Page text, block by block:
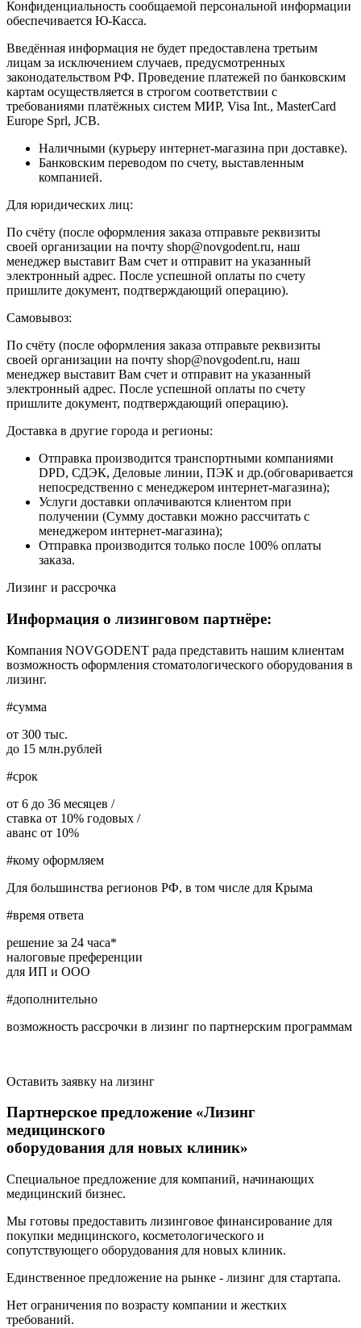
Конфиденциальность сообщаемой персональной информации
обеспечивается Ю-Касса.
Введённая информация не будет предоставлена третьим
лицам за исключением случаев, предусмотренных
законодательством РФ. Проведение платежей по банковским
картам осуществляется в строгом соответствии с
требованиями платёжных систем МИР, Visa Int., MasterCard
Europe Sprl, JCB.
Наличными (курьеру интернет-магазина при доставке).
Банковским переводом по счету, выставленным
компанией.
Для юридических лиц:
По счёту (после оформления заказа отправьте реквизиты
своей организации на почту shop@novgodent.ru, наш
менеджер выставит Вам счет и отправит на указанный
электронный адрес. После успешной оплаты по счету
пришлите документ, подтверждающий операцию).
Самовывоз:
По счёту (после оформления заказа отправьте реквизиты
своей организации на почту shop@novgodent.ru, наш
менеджер выставит Вам счет и отправит на указанный
электронный адрес. После успешной оплаты по счету
пришлите документ, подтверждающий операцию).
Доставка в другие города и регионы:
Отправка производится транспортными компаниями
DPD, СДЭК, Деловые линии, ПЭК и др.(обговаривается
непосредственно с менеджером интернет-магазина);
Услуги доставки оплачиваются клиентом при
получении (Сумму доставки можно рассчитать с
менеджером интернет-магазина);
Отправка производится только после 100% оплаты
заказа.
Лизинг и рассрочка
Информация о лизинговом партнёре:
Компания NOVGODENT рада представить нашим клиентам
возможность оформления стоматологического оборудования в
лизинг.
#сумма
от 300 тыс.
до 15 млн.рублей
#срок
от 6 до 36 месяцев /
ставка от 10% годовых /
аванс от 10%
#кому оформляем
Для большинства регионов РФ, в том числе для Крыма
#время ответа
решение за 24 часа*
налоговые преференции
для ИП и ООО
#дополнительно
возможность рассрочки в лизинг по партнерским программам
Оставить заявку на лизинг
Партнерское предложение «Лизинг
медицинского
оборудования для новых клиник»
Специальное предложение для компаний, начинающих
медицинский бизнес.
Мы готовы предоставить лизинговое финансирование для
покупки медицинского, косметологического и
сопутствующего оборудования для новых клиник.
Единственное предложение на рынке - лизинг для стартапа.
Нет ограничения по возрасту компании и жестких
требований.